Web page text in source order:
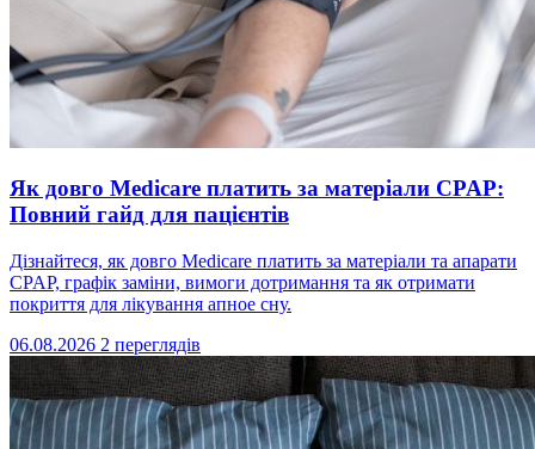
Як довго Medicare платить за матеріали CPAP:
Повний гайд для пацієнтів
Дізнайтеся, як довго Medicare платить за матеріали та апарати
CPAP, графік заміни, вимоги дотримання та як отримати
покриття для лікування апное сну.
06.08.2026 2 переглядів